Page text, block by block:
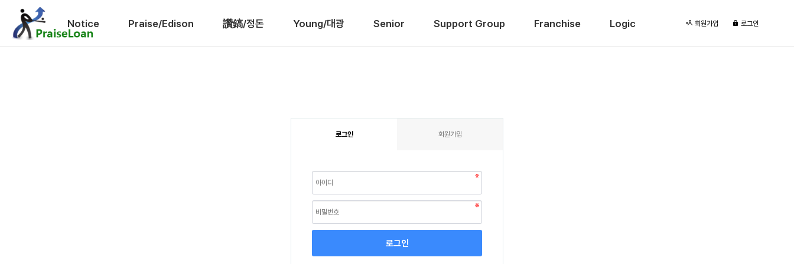
Notice Praise/Edison 讚鎬/정돈 Young/대광 Senior Support Group Franchise Logic 회원가입 로그인
로그인 회원가입
로그인